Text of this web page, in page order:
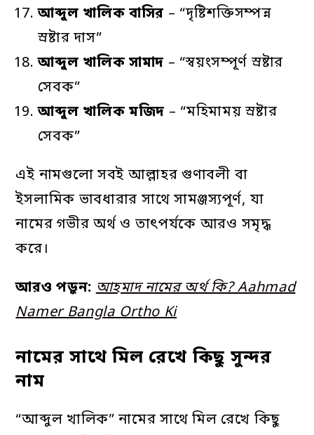
আব্দুল খালিক বাসির – “দৃষ্টিশক্তিসম্পন্ন
স্রষ্টার দাস”
আব্দুল খালিক সামাদ – “স্বয়ংসম্পূর্ণ স্রষ্টার
সেবক”
আব্দুল খালিক মজিদ – “মহিমাময় স্রষ্টার
সেবক”
এই নামগুলো সবই আল্লাহর গুণাবলী বা
ইসলামিক ভাবধারার সাথে সামঞ্জস্যপূর্ণ, যা
নামের গভীর অর্থ ও তাৎপর্যকে আরও সমৃদ্ধ
করে।
আরও পড়ুন:আহমাদ নামের অর্থ কি? Aahmad
Namer Bangla Ortho Ki
নামের সাথে মিল রেখে কিছু সুন্দর
নাম
“আব্দুল খালিক” নামের সাথে মিল রেখে কিছু